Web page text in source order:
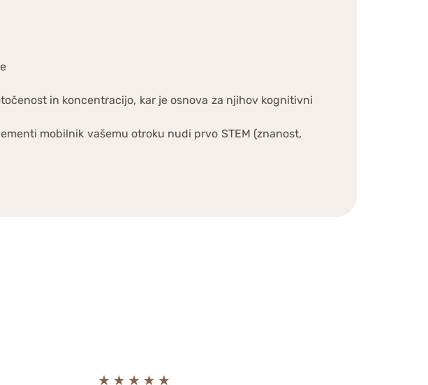
in koncentracijo, kar je osnova za njihov kognitivni
mobilnik vašemu otroku nudi prvo STEM (znanost,